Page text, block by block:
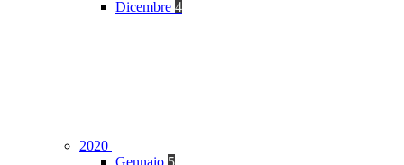
Dicembre 4
2020